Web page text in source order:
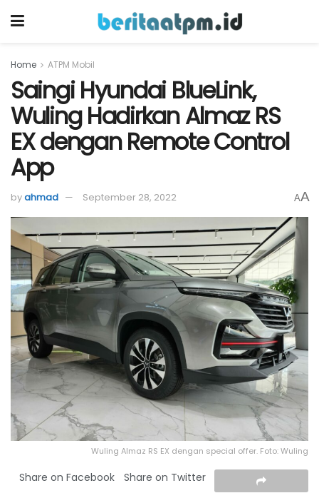
Home ATPM Mobil
Saingi Hyundai BlueLink,
Wuling Hadirkan Almaz RS
EX dengan Remote Control
App
byahmad September 28, 2022 AA
Wuling Almaz RS EX dengan special offer. Foto: Wuling
Share on Facebook Share on Twitter